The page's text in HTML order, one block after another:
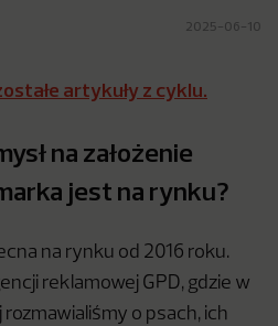
2025-06-10
artykuły z cyklu.
na założenie
jest na rynku?
na rynku od 2016 roku.
reklamowej GPD, gdzie w
o psach, ich